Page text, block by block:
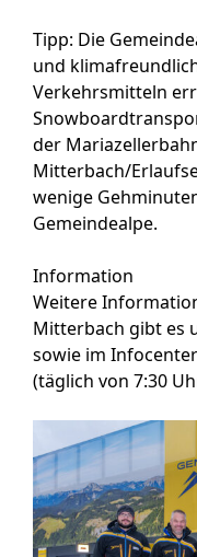
Tipp: Die
und
Verkehrsmitteln
der
Mitterbach/
wenige
Gemeindealpe.
Information
Weitere
Mitterbach gibt es
sowie im
(täglich von 7:30